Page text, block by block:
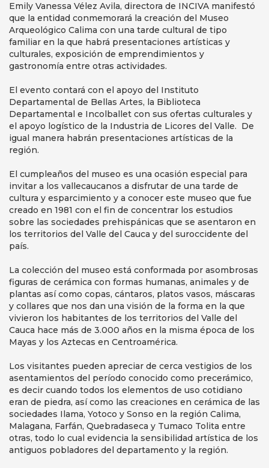
Emily Vanessa Vélez Avila, directora de INCIVA manifestó
que la entidad conmemorará la creación del Museo
Arqueológico Calima con una tarde cultural de tipo
familiar en la que habrá presentaciones artísticas y
culturales, exposición de emprendimientos y
gastronomía entre otras actividades.
El evento contará con el apoyo del Instituto
Departamental de Bellas Artes, la Biblioteca
Departamental e Incolballet con sus ofertas culturales y
el apoyo logístico de la Industria de Licores del Valle. De
igual manera habrán presentaciones artísticas de la
región.
El cumpleaños del museo es una ocasión especial para
invitar a los vallecaucanos a disfrutar de una tarde de
cultura y esparcimiento y a conocer este museo que fue
creado en 1981 con el fin de concentrar los estudios
sobre las sociedades prehispánicas que se asentaron en
los territorios del Valle del Cauca y del suroccidente del
país.
La colección del museo está conformada por asombrosas
figuras de cerámica con formas humanas, animales y de
plantas así como copas, cántaros, platos vasos, máscaras
y collares que nos dan una visión de la forma en la que
vivieron los habitantes de los territorios del Valle del
Cauca hace más de 3.000 años en la misma época de los
Mayas y los Aztecas en Centroamérica.
Los visitantes pueden apreciar de cerca vestigios de los
asentamientos del período conocido como precerámico,
es decir cuando todos los elementos de uso cotidiano
eran de piedra, así como las creaciones en cerámica de las
sociedades Ilama, Yotoco y Sonso en la región Calima,
Malagana, Farfán, Quebradaseca y Tumaco Tolita entre
otras, todo lo cual evidencia la sensibilidad artística de los
antiguos pobladores del departamento y la región.